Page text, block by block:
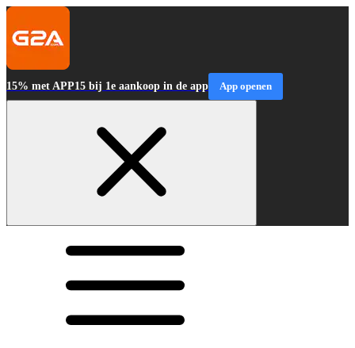
15% met APP15 bij 1e aankoop in de app App openen